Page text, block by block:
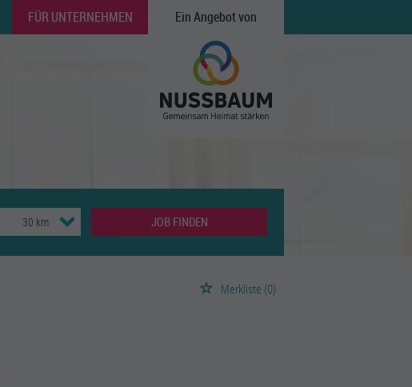
FÜR UNTERNEHMEN Ein Angebot von
JOB FINDEN
Merkliste (0)